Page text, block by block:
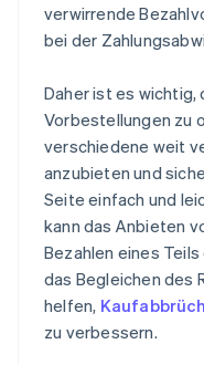
verwirrende
bei der
Daher ist es wichtig,
Vorbestellungen zu
verschiedene weit
anzubieten und
Seite einfach und
kann das Anbieten
Bezahlen eines
das Begleichen des
helfen,
zu verbessern.